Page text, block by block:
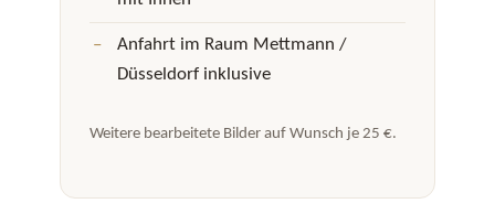
Anfahrt im Raum Mettmann /
Düsseldorf inklusive
Weitere bearbeitete Bilder auf Wunsch je 25 €.